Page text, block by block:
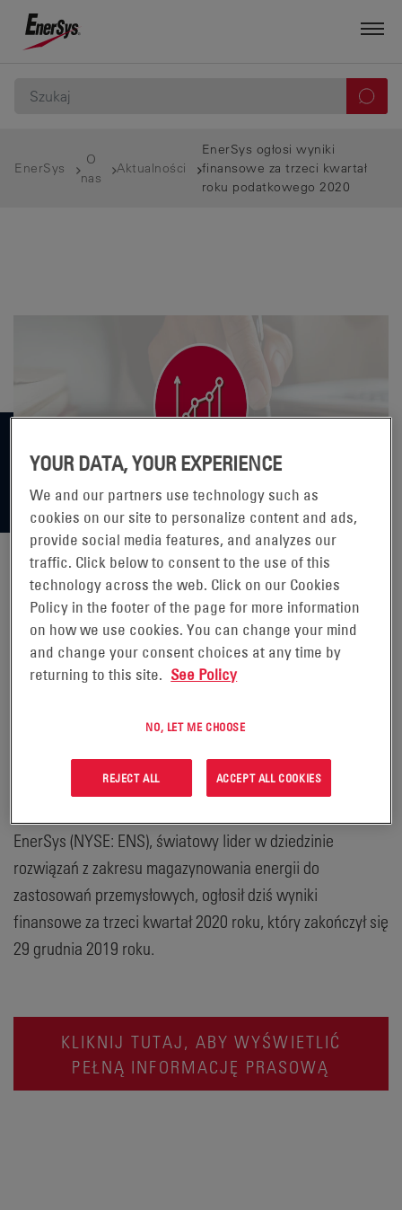
EnerSys
O
nas
Aktualności
EnerSys ogłosi wyniki
finansowe za trzeci kwartał
roku podatkowego 2020
ENERSYS OGŁOSI WYNIKI
FINANSOWE ZA TRZECI
KWARTAŁ ROKU PODATKOWEGO
READING, Pa., 5 lutego 2020 r.
(GLOBE NEWSWIRE) –
EnerSys (NYSE: ENS), światowy lider w dziedzinie
rozwiązań z zakresu magazynowania energii do
zastosowań przemysłowych, ogłosił dziś wyniki
finansowe za trzeci kwartał 2020 roku, który zakończył się
29 grudnia 2019 roku.
KLIKNIJ TUTAJ, ABY WYŚWIETLIĆ
PEŁNĄ INFORMACJĘ PRASOWĄ
YOUR DATA, YOUR EXPERIENCE
We and our partners use technology such as
cookies on our site to personalize content and ads,
provide social media features, and analyzes our
traffic. Click below to consent to the use of this
technology across the web. Click on our Cookies
Policy in the footer of the page for more information
on how we use cookies. You can change your mind
and change your consent choices at any time by
returning to this site. See Policy
NO, LET ME CHOOSE
REJECT ALL ACCEPT ALL COOKIES